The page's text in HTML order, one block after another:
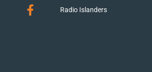
Radio Islanders